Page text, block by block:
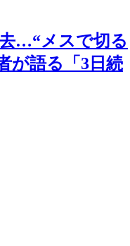
…“メスで切る
が語る「3日続